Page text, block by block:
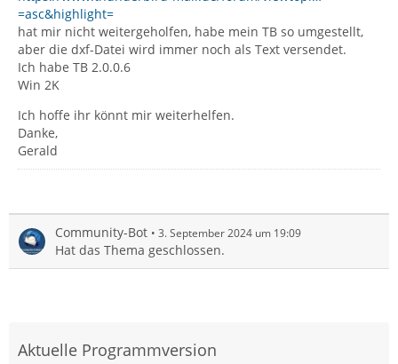
=asc&highlight=
hat mir nicht weitergeholfen, habe mein TB so umgestellt,
aber die dxf-Datei wird immer noch als Text versendet.
Ich habe TB 2.0.0.6
Win 2K
Ich hoffe ihr könnt mir weiterhelfen.
Danke,
Gerald
Community-Bot 3. September 2024 um 19:09
Hat das Thema geschlossen.
Aktuelle Programmversion